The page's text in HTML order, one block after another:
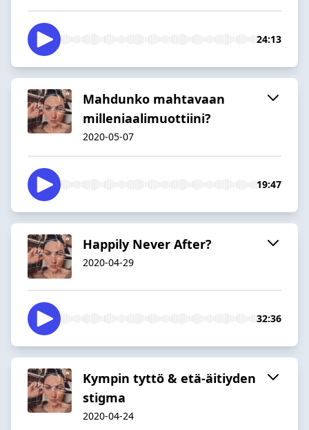
24:13
Mahdunko mahtavaan
milleniaalimuottiini?
2020-05-07
19:47
Happily Never After?
2020-04-29
32:36
Kympin tyttö & etä-äitiyden
stigma
2020-04-24